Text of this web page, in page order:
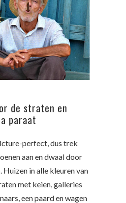
de straten en
paraat
perfect, dus trek
aan en dwaal door
Huizen in alle kleuren van
met keien, galleries
een paard en wagen